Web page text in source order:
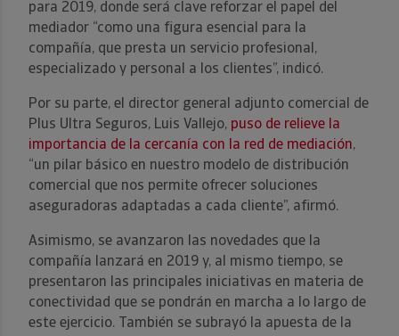
para 2019, donde será clave reforzar el papel del
mediador “como una figura esencial para la
compañía, que presta un servicio profesional,
especializado y personal a los clientes”, indicó.
Por su parte, el director general adjunto comercial de
Plus Ultra Seguros, Luis Vallejo, puso de relieve la
importancia de la cercanía con la red de mediación,
“un pilar básico en nuestro modelo de distribución
comercial que nos permite ofrecer soluciones
aseguradoras adaptadas a cada cliente”, afirmó.
Asimismo, se avanzaron las novedades que la
compañía lanzará en 2019 y, al mismo tiempo, se
presentaron las principales iniciativas en materia de
conectividad que se pondrán en marcha a lo largo de
este ejercicio. También se subrayó la apuesta de la